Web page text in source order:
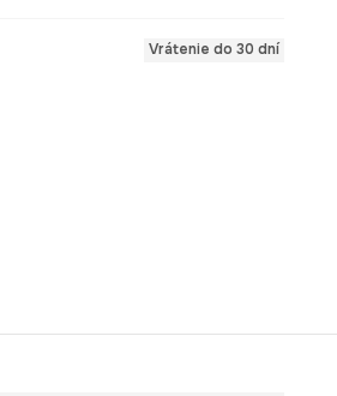
Vrátenie do 30 dní